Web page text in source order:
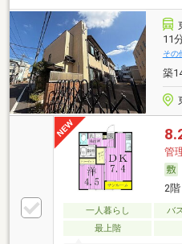
11
その
築
管
2階
一人暮らし バ
最上階